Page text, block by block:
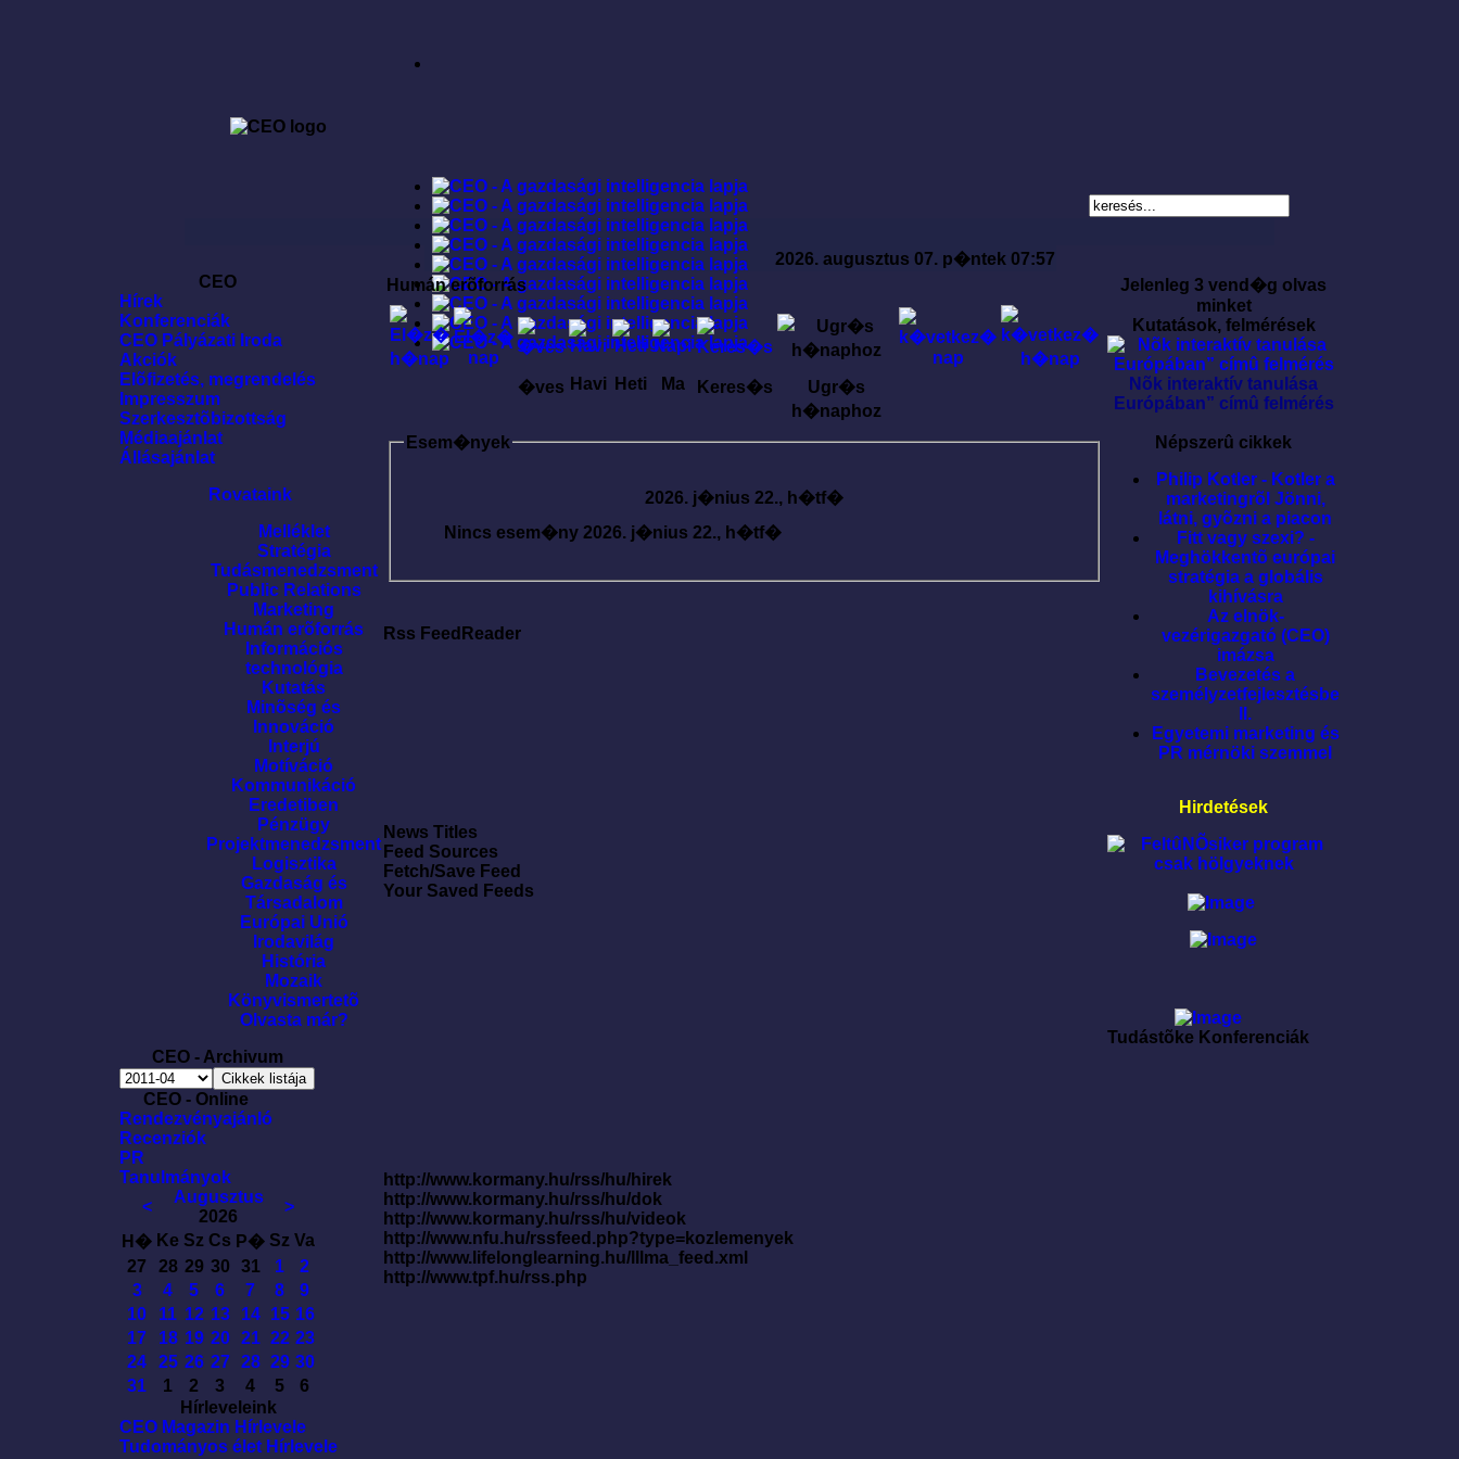
2026. augusztus 07. p�ntek 07:57
CEO
Hírek
Konferenciák
CEO Pályázati Iroda
Akciók
Elõfizetés, megrendelés
Impresszum
Szerkesztõbizottság
Médiaajánlat
Állásajánlat
Rovataink
Melléklet
Stratégia
Tudásmenedzsment
Public Relations
Marketing
Humán erõforrás
Információs
technológia
Kutatás
Minõség és
Innováció
Interjú
Motíváció
Kommunikáció
Eredetiben
Pénzügy
Projektmenedzsment
Logisztika
Gazdaság és
Társadalom
Európai Unió
Irodavilág
História
Mozaik
Könyvismertetõ
Olvasta már?
CEO - Archivum
CEO - Online
Rendezvényajánló
Recenziók
PR
Tanulmányok
<
Augusztus
2026
>
H� Ke Sz Cs P� Sz Va
27
28 29 30 31 1
2
3
4 5 6 7 8
9
10
11 12 13 14 15 16
17
18 19 20 21 22 23
24
25 26 27 28 29 30
31
1 2 3 4 5
6
Hírleveleink
CEO Magazin Hírlevele
Tudományos élet Hírlevele
Humán erõforrás
�ves Havi Heti Ma Keres�s
Ugr�s
h�naphoz
Esem�nyek
2026. j�nius 22., h�tf�
Nincs esem�ny 2026. j�nius 22., h�tf�
Rss FeedReader
News Titles
Feed Sources
Fetch/Save Feed
Your Saved Feeds
http://www.kormany.hu/rss/hu/hirek
http://www.kormany.hu/rss/hu/dok
http://www.kormany.hu/rss/hu/videok
http://www.nfu.hu/rssfeed.php?type=kozlemenyek
http://www.lifelonglearning.hu/lllma_feed.xml
http://www.tpf.hu/rss.php
Jelenleg 3 vend�g olvas
minket
Kutatások, felmérések
Nõk interaktív tanulása
Európában” címû felmérés
Népszerû cikkek
Philip Kotler - Kotler a
marketingrõl Jönni,
látni, gyõzni a piacon
Fitt vagy szexi? -
Meghökkentõ európai
stratégia a globális
kihívásra
Az elnök-
vezérigazgató (CEO)
imázsa
Bevezetés a
személyzetfejlesztésbe
II.
Egyetemi marketing és
PR mérnöki szemmel
Hirdetések
Tudástõke Konferenciák